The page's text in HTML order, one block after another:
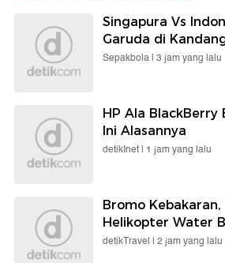
Singapura Vs
Garuda di
Sepakbola | 3 jam yang lalu
HP Ala BlackBerry
Ini Alasannya
detikInet | 1 jam yang lalu
Bromo Kebakaran,
Helikopter Water
detikTravel | 2 jam yang lalu